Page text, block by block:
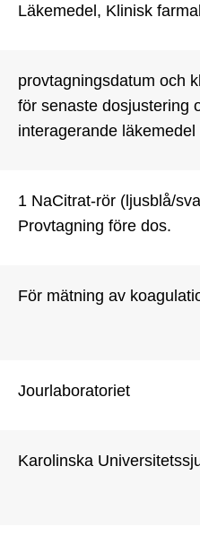
Läkemedel, Klinisk
provtagningsdatum och
för senaste dosjustering
interagerande
1 NaCitrat-rör (ljusblå/
Provtagning före dos.
För mätning av
Jourlaboratoriet
Karolinska